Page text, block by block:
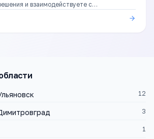
и взаимодействуете с
12
3
1